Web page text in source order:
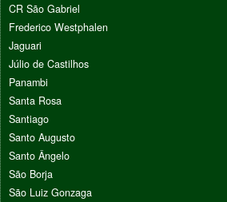
CR São Gabriel
Frederico Westphalen
Jaguari
Júlio de Castilhos
Panambi
Santa Rosa
Santiago
Santo Augusto
Santo Ângelo
São Borja
São Luiz Gonzaga